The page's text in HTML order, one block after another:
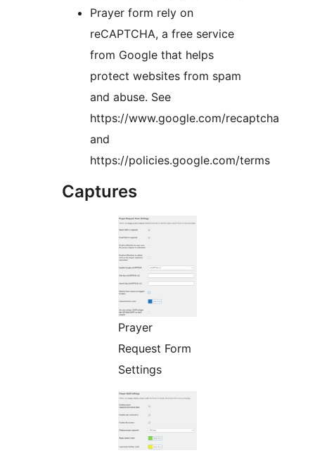
Prayer form rely on
reCAPTCHA, a free service
from Google that helps
protect websites from spam
and abuse. See
https://www.google.com/recaptcha
and
https://policies.google.com/terms
Captures
Prayer
Request Form
Settings